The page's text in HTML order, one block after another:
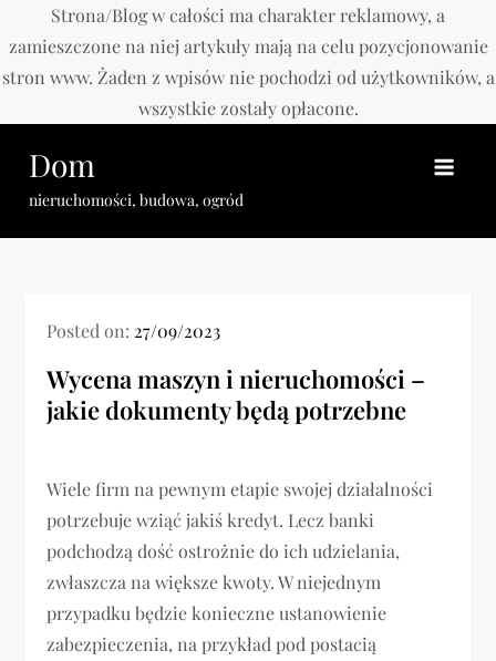
Strona/Blog w całości ma charakter reklamowy, a
zamieszczone na niej artykuły mają na celu pozycjonowanie
stron www. Żaden z wpisów nie pochodzi od użytkowników, a
wszystkie zostały opłacone.
content
Dom
nieruchomości, budowa, ogród
Posted on: 27/09/2023
Wycena maszyn i nieruchomości –
jakie dokumenty będą potrzebne
Wiele firm na pewnym etapie swojej działalności
potrzebuje wziąć jakiś kredyt. Lecz banki
podchodzą dość ostrożnie do ich udzielania,
zwłaszcza na większe kwoty. W niejednym
przypadku będzie konieczne ustanowienie
zabezpieczenia, na przykład pod postacią